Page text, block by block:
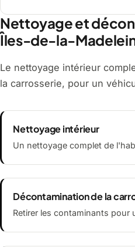
Nettoyage et
Îles-de-la-
Le nettoyage intérieur
la carrosserie, pour un
Nettoyage intérieur
Un nettoyage complet de
Décontamination de la
Retirer les contaminants pour